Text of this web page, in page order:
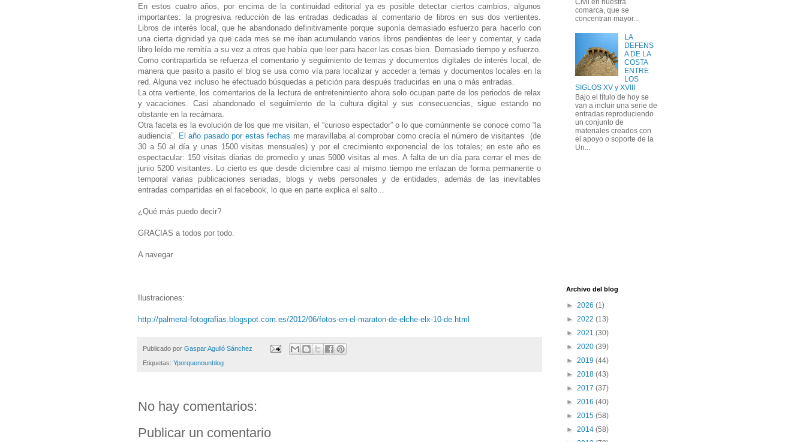
En estos cuatro años, por encima de la continuidad editorial ya es posible detectar ciertos cambios, algunos
importantes: la progresiva reducción de las entradas dedicadas al comentario de libros en sus dos vertientes.
Libros de interés local, que he abandonado definitivamente porque suponía demasiado esfuerzo para hacerlo con
una cierta dignidad ya que cada mes se me iban acumulando varios libros pendientes de leer y comentar, y cada
libro leído me remitía a su vez a otros que había que leer para hacer las cosas bien. Demasiado tiempo y esfuerzo.
Como contrapartida se refuerza el comentario y seguimiento de temas y documentos digitales de interés local, de
manera que pasito a pasito el blog se usa como vía para localizar y acceder a temas y documentos locales en la
red. Alguna vez incluso he efectuado búsquedas a petición para después traducirlas en una o más entradas.
La otra vertiente, los comentarios de la lectura de entretenimiento ahora solo ocupan parte de los periodos de relax
y vacaciones. Casi abandonado el seguimiento de la cultura digital y sus consecuencias, sigue estando no
obstante en la recámara.
Otra faceta es la evolución de los que me visitan, el “curioso espectador” o lo que comúnmente se conoce como “la
audiencia”. El año pasado por estas fechas me maravillaba al comprobar como crecía el número de visitantes (de
30 a 50 al día y unas 1500 visitas mensuales) y por el crecimiento exponencial de los totales; en este año es
espectacular: 150 visitas diarias de promedio y unas 5000 visitas al mes. A falta de un día para cerrar el mes de
junio 5200 visitantes. Lo cierto es que desde diciembre casi al mismo tiempo me enlazan de forma permanente o
temporal varias publicaciones seriadas, blogs y webs personales y de entidades, además de las inevitables
entradas compartidas en el facebook, lo que en parte explica el salto...
¿Qué más puedo decir?
GRACIAS a todos por todo.
A navegar
Ilustraciones:
http://palmeral-fotografias.blogspot.com.es/2012/06/fotos-en-el-maraton-de-elche-elx-10-de.html
Publicado por Gaspar Agulló Sánchez
Etiquetas: Yporquenounblog
No hay comentarios:
Publicar un comentario
Civil en nuestra
comarca, que se
concentran mayor...
LA
DEFENS
A DE LA
COSTA
ENTRE
LOS
SIGLOS XV y XVIII
Bajo el título de hoy se
van a incluir una serie de
entradas reproduciendo
un conjunto de
materiales creados con
el apoyo o soporte de la
Un...
Archivo del blog
► 2026 (1)
► 2022 (13)
► 2021 (30)
► 2020 (39)
► 2019 (44)
► 2018 (43)
► 2017 (37)
► 2016 (40)
► 2015 (58)
► 2014 (58)